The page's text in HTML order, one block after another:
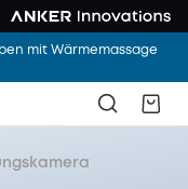
mit Wärmemassage